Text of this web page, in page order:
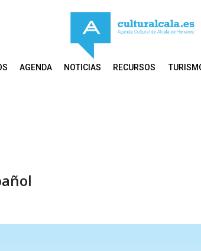
AGENDA NOTICIAS RECURSOS